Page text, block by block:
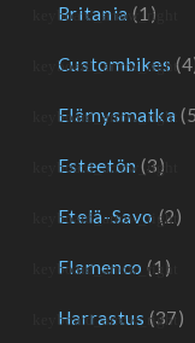
Britania (1)
Custombikes
Elämysmatka
Esteetön (3)
Etelä-Savo (2)
Flamenco (1)
Harrastus (37)